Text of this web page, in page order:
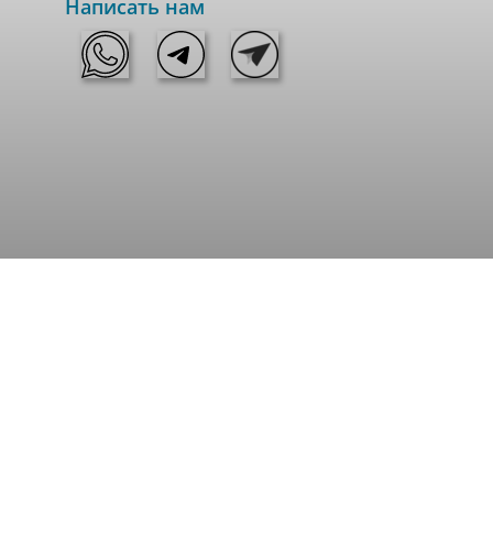
Написать нам